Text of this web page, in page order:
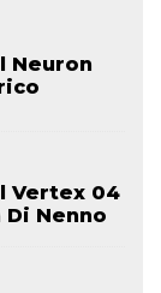
Neuron
Vertex 04
Di Nenno